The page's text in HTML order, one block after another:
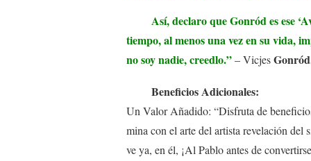
Así, declaro que Gonród es ese
tiempo, al menos una vez en su vida,
no soy nadie, creedlo.”– Vicjes
Beneficios Adicionales:
Un Valor Añadido: “Disfruta de
mina con el arte del artista revelación
ve ya, en él, ¡Al Pablo antes de